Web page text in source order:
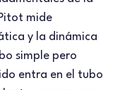
mide
y la dinámica
simple pero
entra en el tubo